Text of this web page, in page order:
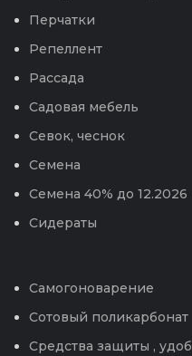
Перчатки
Репеллент
Рассада
Садовая мебель
Севок, чеснок
Семена
Семена 40% до 12.2026
Сидераты
Самогоноварение
Сотовый поликарбонат
Средства защиты ,